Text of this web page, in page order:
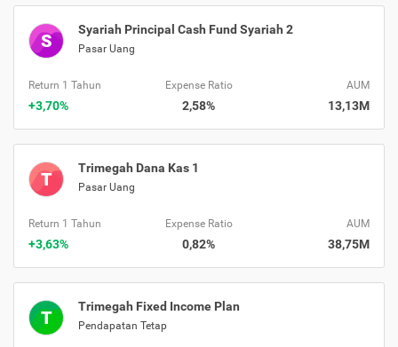
S
Syariah Principal Cash Fund Syariah 2
Pasar Uang
Return 1 Tahun
+3,70%
Expense Ratio
2,58%
AUM
13,13M
T
Trimegah Dana Kas 1
Pasar Uang
Return 1 Tahun
+3,63%
Expense Ratio
0,82%
AUM
38,75M
T
Trimegah Fixed Income Plan
Pendapatan Tetap